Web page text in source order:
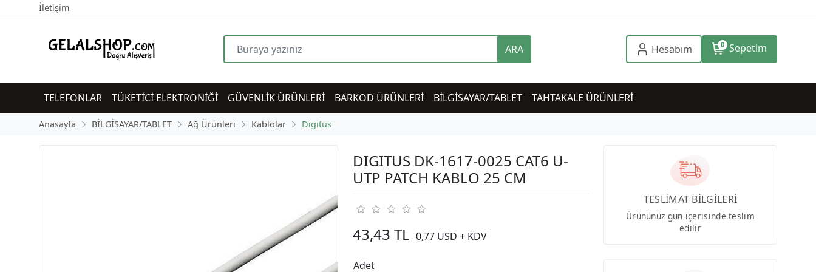
İletişim
ARA Hesabım 0 Sepetim
TELEFONLAR TÜKETİCİ ELEKTRONİĞİ GÜVENLİK ÜRÜNLERİ BARKOD ÜRÜNLERİ BİLGİSAYAR/TABLET TAHTAKALE ÜRÜNLERİ
Anasayfa BİLGİSAYAR/TABLET Ağ Ürünleri Kablolar Digitus
DIGITUS DK-1617-0025 CAT6 U-
UTP PATCH KABLO 25 CM
43,43 TL 0,77 USD + KDV
Adet
TESLİMAT BİLGİLERİ
Ürününüz gün içerisinde teslim
edilir